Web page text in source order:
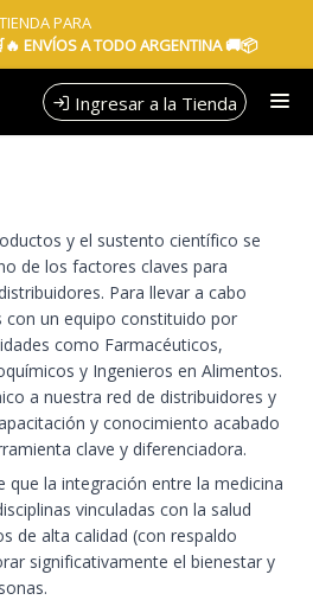
TIENDA PARA
ENVÍOS A TODO ARGENTINA 🚚📦
Ingresar a la Tienda
y el sustento científico se
de los factores claves para
Para llevar a cabo
un equipo constituido por
como Farmacéuticos,
y Ingenieros en Alimentos.
a nuestra red de distribuidores y
y conocimiento acabado
clave y diferenciadora.
que la integración entre la medicina
vinculadas con la salud
de alta calidad (con respaldo
significativamente el bienestar y